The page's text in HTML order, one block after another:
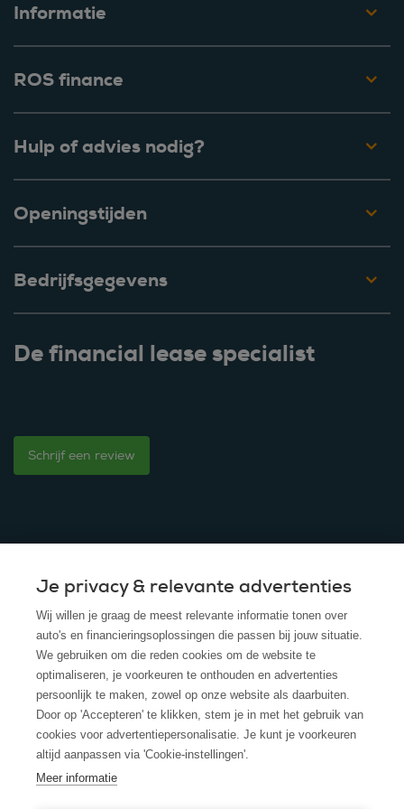
Informatie
ROS finance
Hulp of advies nodig?
Openingstijden
Bedrijfsgegevens
De financial lease specialist
Schrijf een review
© 2025 - ROS Krediet Service
Algemene Voorwaarden
Disclaimer
Privacy Policy
Cookies
Cookie policy
Je privacy & relevante advertenties
Wij willen je graag de meest relevante informatie tonen over
auto's en financieringsoplossingen die passen bij jouw situatie.
We gebruiken om die reden cookies om de website te
optimaliseren, je voorkeuren te onthouden en advertenties
persoonlijk te maken, zowel op onze website als daarbuiten.
Door op 'Accepteren' te klikken, stem je in met het gebruik van
cookies voor advertentiepersonalisatie. Je kunt je voorkeuren
altijd aanpassen via 'Cookie-instellingen'.
Meer informatie